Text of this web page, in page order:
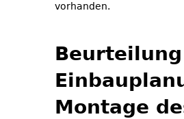
vorhanden.
Montage